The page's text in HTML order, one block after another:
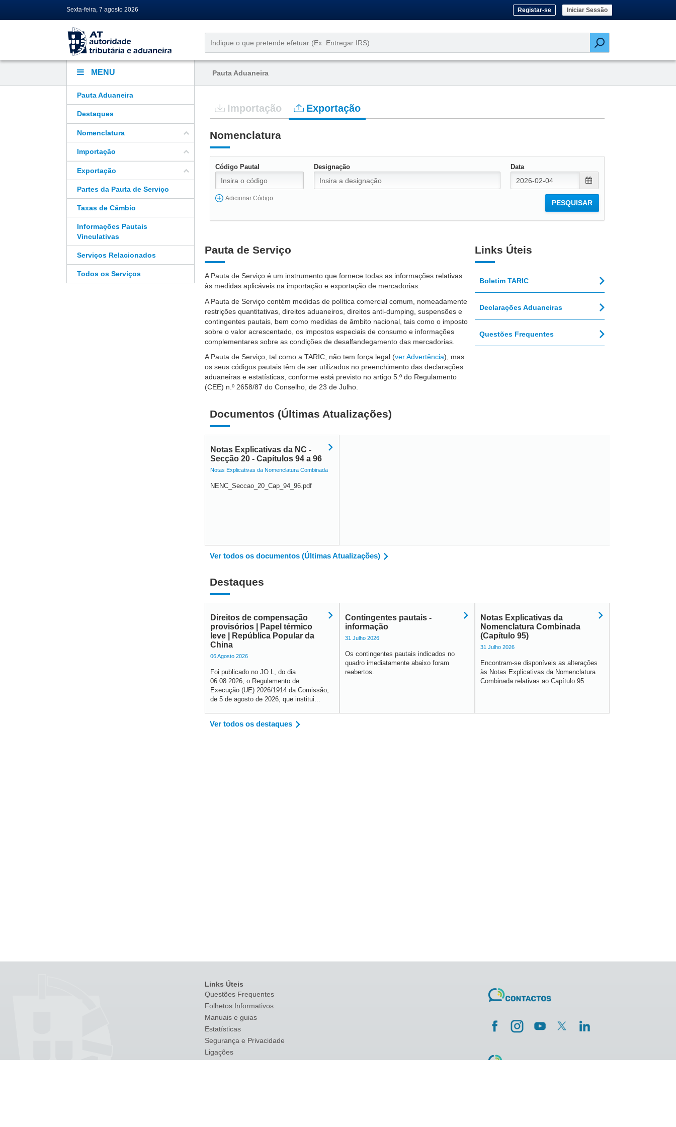
Sexta-feira, 7 agosto 2026 Registar-se Iniciar Sessão
MENU
Pauta Aduaneira
Destaques
Nomenclatura
Importação
Exportação
Partes da Pauta de Serviço
Taxas de Câmbio
Informações Pautais
Vinculativas
Serviços Relacionados
Todos os Serviços
Pauta Aduaneira
Importação Exportação
Nomenclatura
Código Pautal Designação Data
Adicionar Código
Pauta de Serviço
A Pauta de Serviço é um instrumento que fornece todas as informações relativas
às medidas aplicáveis na importação e exportação de mercadorias.
A Pauta de Serviço contém medidas de política comercial comum, nomeadamente
restrições quantitativas, direitos aduaneiros, direitos anti-dumping, suspensões e
contingentes pautais, bem como medidas de âmbito nacional, tais como o imposto
sobre o valor acrescentado, os impostos especiais de consumo e informações
complementares sobre as condições de desalfandegamento das mercadorias.
A Pauta de Serviço, tal como a TARIC, não tem força legal (ver Advertência), mas
os seus códigos pautais têm de ser utilizados no preenchimento das declarações
aduaneiras e estatísticas, conforme está previsto no artigo 5.º do Regulamento
(CEE) n.º 2658/87 do Conselho, de 23 de Julho.
Links Úteis
Boletim TARIC
Declarações Aduaneiras
Questões Frequentes
Documentos (Últimas Atualizações)
Notas Explicativas da NC -
Secção 20 - Capítulos 94 a 96
Notas Explicativas da Nomenclatura Combinada
NENC_Seccao_20_Cap_94_96.pdf
Ver todos os documentos (Últimas Atualizações)
Destaques
Direitos de compensação
provisórios | Papel térmico
leve | República Popular da
China
06 Agosto 2026
Foi publicado no JO L, do dia
06.08.2026, o Regulamento de
Execução (UE) 2026/1914 da Comissão,
de 5 de agosto de 2026, que institui...
Contingentes pautais -
informação
31 Julho 2026
Os contingentes pautais indicados no
quadro imediatamente abaixo foram
reabertos.
Notas Explicativas da
Nomenclatura Combinada
(Capítulo 95)
31 Julho 2026
Encontram-se disponíveis as alterações
às Notas Explicativas da Nomenclatura
Combinada relativas ao Capítulo 95.
Ver todos os destaques
Links Úteis
Questões Frequentes
Folhetos Informativos
Manuais e guias
Estatísticas
Segurança e Privacidade
Ligações